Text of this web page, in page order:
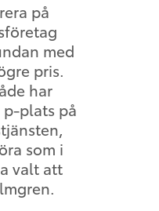
på
med
pris.
har
plats på
som i
valt att